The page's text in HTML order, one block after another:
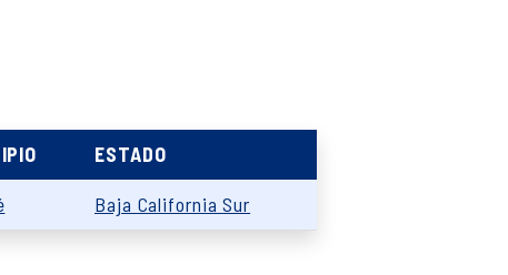
ESTADO
Baja California Sur